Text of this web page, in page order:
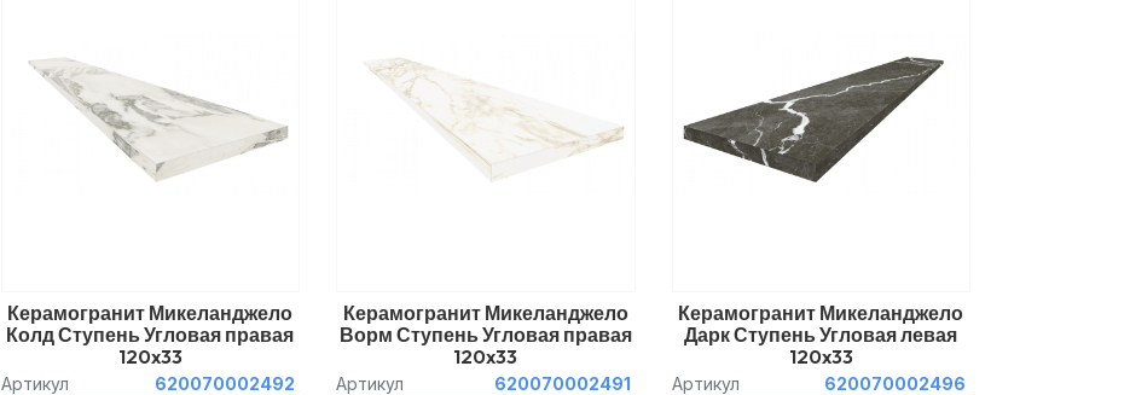
Керамогранит Микеланджело
Колд Ступень Угловая правая
120x33
Артикул
620070002492
Керамогранит Микеланджело
Ворм Ступень Угловая правая
120x33
Артикул
620070002491
Керамогранит Микеланджело
Дарк Ступень Угловая левая
120x33
Артикул
620070002496